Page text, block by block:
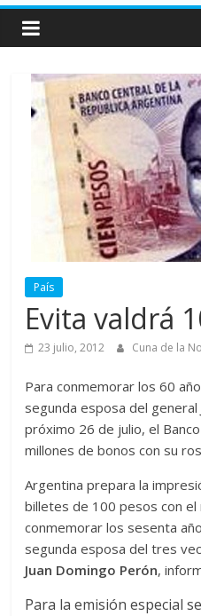
País
Evita valdrá
23 julio, 2012 Cuna de la
Para conmemorar los 60
segunda esposa del general
próximo 26 de julio, el
millones de bonos con su
Argentina prepara la
billetes de 100 pesos con
conmemorar los sesenta
segunda esposa del tres
Juan Domingo Perón,
Para la emisión especial